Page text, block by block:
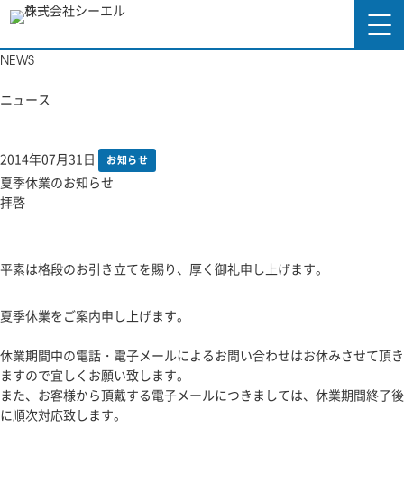
トップページ
サービス内容
会社概要
ニュース
よくあるご質問
採用情報
NEWS
ニュース
2014年07月31日 お知らせ
夏季休業のお知らせ
拝啓
平素は格段のお引き立てを賜り、厚く御礼申し上げます。
夏季休業をご案内申し上げます。
休業期間中の電話・電子メールによるお問い合わせはお休みさせて頂き
ますので宜しくお願い致します。
また、お客様から頂戴する電子メールにつきましては、休業期間終了後
に順次対応致します。